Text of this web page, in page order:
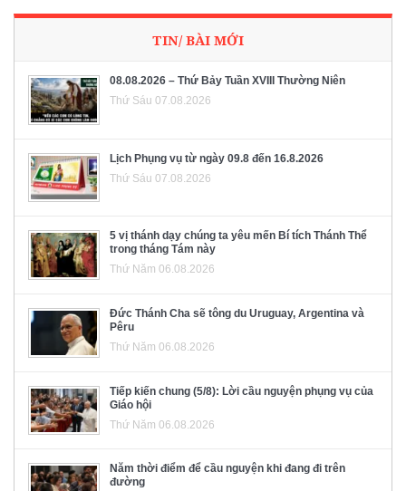
TIN/ BÀI MỚI
08.08.2026 – Thứ Bảy Tuần XVIII Thường Niên
Thứ Sáu 07.08.2026
Lịch Phụng vụ từ ngày 09.8 đến 16.8.2026
Thứ Sáu 07.08.2026
5 vị thánh dạy chúng ta yêu mến Bí tích Thánh Thể
trong tháng Tám này
Thứ Năm 06.08.2026
Đức Thánh Cha sẽ tông du Uruguay, Argentina và
Pêru
Thứ Năm 06.08.2026
Tiếp kiến chung (5/8): Lời cầu nguyện phụng vụ của
Giáo hội
Thứ Năm 06.08.2026
Năm thời điểm để cầu nguyện khi đang đi trên
đường